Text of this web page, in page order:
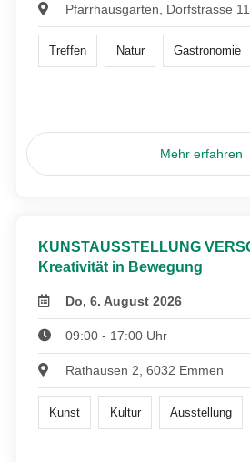
Pfarrhausgarten, Dorfstrasse
Treffen Natur Gastronomie
Mehr erfahren
KUNSTAUSSTELLUNG
Kreativität in Bewegung
Do, 6. August 2026
09:00 - 17:00 Uhr
Rathausen 2, 6032 Emmen
Kunst Kultur Ausstellung